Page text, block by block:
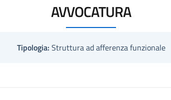
AVVOCATURA
Tipologia: Struttura ad afferenza funzionale